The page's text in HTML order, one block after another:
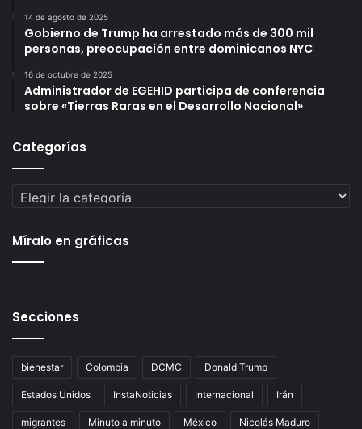
14 de agosto de 2025
Gobierno de Trump ha arrestado más de 300 mil
personas, preocupación entre dominicanos NYC
16 de octubre de 2025
Administrador de EGEHID participa de conferencia
sobre «Tierras Raras en el Desarrollo Nacional»
Categorías
Categorías
Míralo en gráficas
Secciones
bienestar Colombia DCMC Donald Trump
Estados Unidos InstaNoticias Internacional Irán
migrantes Minuto a minuto México Nicolás Maduro